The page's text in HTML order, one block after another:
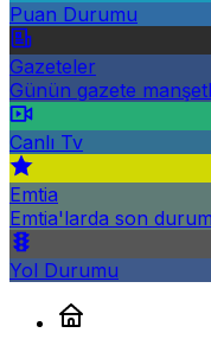
Puan Durumu
Gazeteler
Günün gazete
Canlı Tv
Emtia
Emtia'larda son
Yol Durumu